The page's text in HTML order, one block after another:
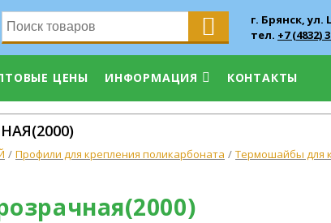
г. Брянск, ул.
тел. +7 (4832)
ЦЕНЫ ИНФОРМАЦИЯ КОНТАКТЫ
Профили для крепления поликарбоната
Термошайбы для